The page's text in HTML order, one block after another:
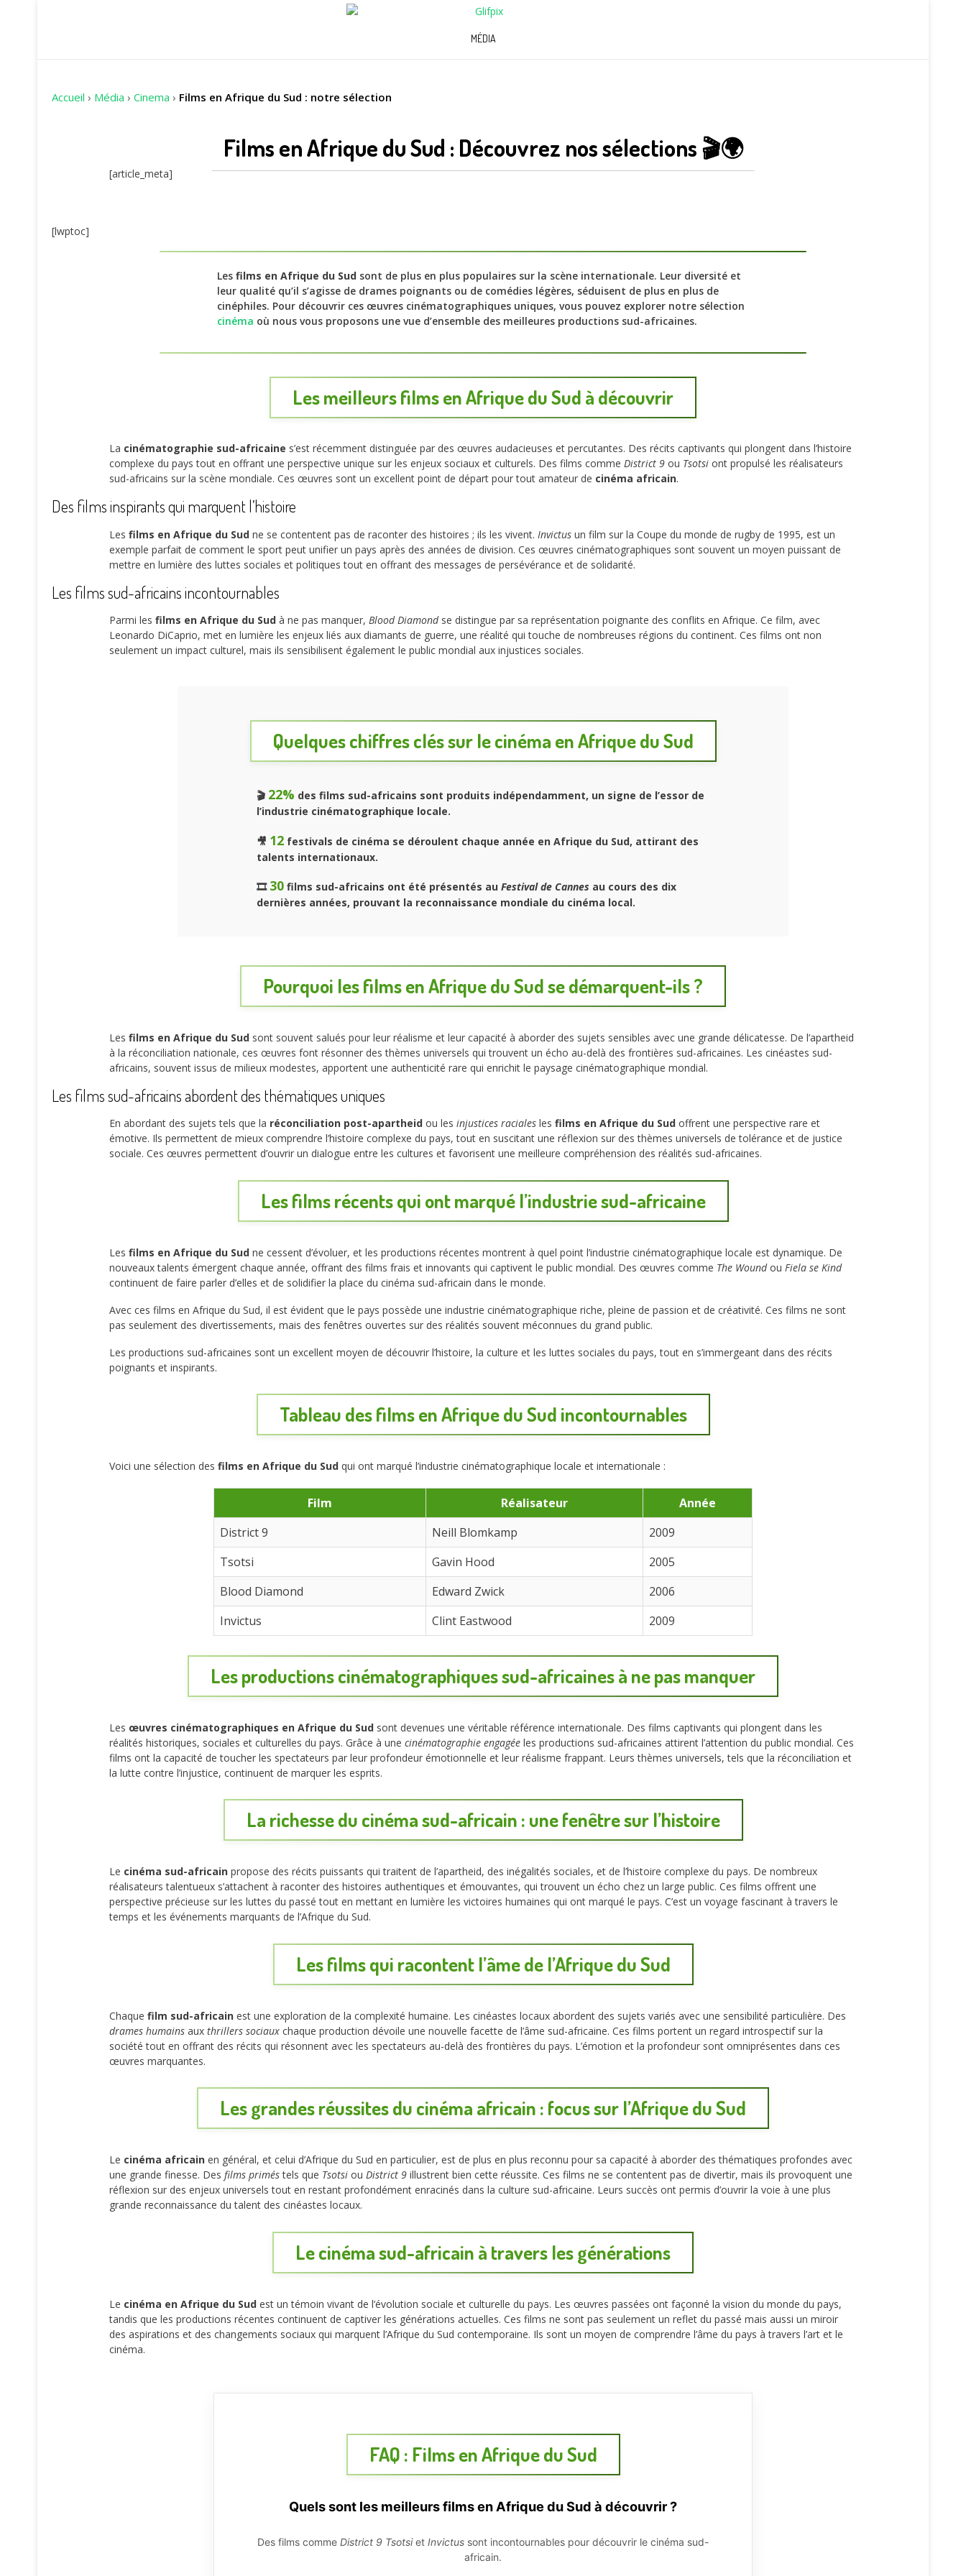
MÉDIA
Accueil › Média › Cinema › Films en Afrique du Sud : notre sélection
Films en Afrique du Sud : Découvrez nos sélections 🎬🌍
[article_meta]
[lwptoc]
Les films en Afrique du Sud sont de plus en plus populaires sur la scène internationale. Leur diversité et
leur qualité qu’il s’agisse de drames poignants ou de comédies légères, séduisent de plus en plus de
cinéphiles. Pour découvrir ces œuvres cinématographiques uniques, vous pouvez explorer notre sélection
cinéma où nous vous proposons une vue d’ensemble des meilleures productions sud-africaines.
Les meilleurs films en Afrique du Sud à découvrir
La cinématographie sud-africaine s’est récemment distinguée par des œuvres audacieuses et percutantes. Des récits captivants qui plongent dans l’histoire
complexe du pays tout en offrant une perspective unique sur les enjeux sociaux et culturels. Des films comme District 9 ou Tsotsi ont propulsé les réalisateurs
sud-africains sur la scène mondiale. Ces œuvres sont un excellent point de départ pour tout amateur de cinéma africain.
Des films inspirants qui marquent l’histoire
Les films en Afrique du Sud ne se contentent pas de raconter des histoires ; ils les vivent. Invictus un film sur la Coupe du monde de rugby de 1995, est un
exemple parfait de comment le sport peut unifier un pays après des années de division. Ces œuvres cinématographiques sont souvent un moyen puissant de
mettre en lumière des luttes sociales et politiques tout en offrant des messages de persévérance et de solidarité.
Les films sud-africains incontournables
Parmi les films en Afrique du Sud à ne pas manquer, Blood Diamondse distingue par sa représentation poignante des conflits en Afrique. Ce film, avec
Leonardo DiCaprio, met en lumière les enjeux liés aux diamants de guerre, une réalité qui touche de nombreuses régions du continent. Ces films ont non
seulement un impact culturel, mais ils sensibilisent également le public mondial aux injustices sociales.
Quelques chiffres clés sur le cinéma en Afrique du Sud
🎬 22% des films sud-africains sont produits indépendamment, un signe de l’essor de
l’industrie cinématographique locale.
🎥 12 festivals de cinéma se déroulent chaque année en Afrique du Sud, attirant des
talents internationaux.
🎞️ 30 films sud-africains ont été présentés au Festival de Cannes au cours des dix
dernières années, prouvant la reconnaissance mondiale du cinéma local.
Pourquoi les films en Afrique du Sud se démarquent-ils ?
Les films en Afrique du Sud sont souvent salués pour leur réalisme et leur capacité à aborder des sujets sensibles avec une grande délicatesse. De l’apartheid
à la réconciliation nationale, ces œuvres font résonner des thèmes universels qui trouvent un écho au-delà des frontières sud-africaines. Les cinéastes sud-
africains, souvent issus de milieux modestes, apportent une authenticité rare qui enrichit le paysage cinématographique mondial.
Les films sud-africains abordent des thématiques uniques
En abordant des sujets tels que la réconciliation post-apartheid ou les injustices raciales les films en Afrique du Sud offrent une perspective rare et
émotive. Ils permettent de mieux comprendre l’histoire complexe du pays, tout en suscitant une réflexion sur des thèmes universels de tolérance et de justice
sociale. Ces œuvres permettent d’ouvrir un dialogue entre les cultures et favorisent une meilleure compréhension des réalités sud-africaines.
Les films récents qui ont marqué l’industrie sud-africaine
Les films en Afrique du Sud ne cessent d’évoluer, et les productions récentes montrent à quel point l’industrie cinématographique locale est dynamique. De
nouveaux talents émergent chaque année, offrant des films frais et innovants qui captivent le public mondial. Des œuvres comme The Woundou Fiela se Kind
continuent de faire parler d’elles et de solidifier la place du cinéma sud-africain dans le monde.
Avec ces films en Afrique du Sud, il est évident que le pays possède une industrie cinématographique riche, pleine de passion et de créativité. Ces films ne sont
pas seulement des divertissements, mais des fenêtres ouvertes sur des réalités souvent méconnues du grand public.
Les productions sud-africaines sont un excellent moyen de découvrir l’histoire, la culture et les luttes sociales du pays, tout en s’immergeant dans des récits
poignants et inspirants.
Tableau des films en Afrique du Sud incontournables
Voici une sélection des films en Afrique du Sud qui ont marqué l’industrie cinématographique locale et internationale :
Film Réalisateur
Année
District 9
Neill Blomkamp
2009
Tsotsi
Gavin Hood
2005
Blood Diamond
Edward Zwick
2006
Invictus
Clint Eastwood 2009
Les productions cinématographiques sud-africaines à ne pas manquer
Les œuvres cinématographiques en Afrique du Sud sont devenues une véritable référence internationale. Des films captivants qui plongent dans les
réalités historiques, sociales et culturelles du pays. Grâce à une cinématographie engagée les productions sud-africaines attirent l’attention du public mondial. Ces
films ont la capacité de toucher les spectateurs par leur profondeur émotionnelle et leur réalisme frappant. Leurs thèmes universels, tels que la réconciliation et
la lutte contre l’injustice, continuent de marquer les esprits.
La richesse du cinéma sud-africain : une fenêtre sur l’histoire
Le cinéma sud-africain propose des récits puissants qui traitent de l’apartheid, des inégalités sociales, et de l’histoire complexe du pays. De nombreux
réalisateurs talentueux s’attachent à raconter des histoires authentiques et émouvantes, qui trouvent un écho chez un large public. Ces films offrent une
perspective précieuse sur les luttes du passé tout en mettant en lumière les victoires humaines qui ont marqué le pays. C’est un voyage fascinant à travers le
temps et les événements marquants de l’Afrique du Sud.
Les films qui racontent l’âme de l’Afrique du Sud
Chaque film sud-africain est une exploration de la complexité humaine. Les cinéastes locaux abordent des sujets variés avec une sensibilité particulière. Des
drames humains aux thrillers sociaux chaque production dévoile une nouvelle facette de l’âme sud-africaine. Ces films portent un regard introspectif sur la
société tout en offrant des récits qui résonnent avec les spectateurs au-delà des frontières du pays. L’émotion et la profondeur sont omniprésentes dans ces
œuvres marquantes.
Les grandes réussites du cinéma africain : focus sur l’Afrique du Sud
Le cinéma africain en général, et celui d’Afrique du Sud en particulier, est de plus en plus reconnu pour sa capacité à aborder des thématiques profondes avec
une grande finesse. Des films priméstels que Tsotsi ou District 9 illustrent bien cette réussite. Ces films ne se contentent pas de divertir, mais ils provoquent une
réflexion sur des enjeux universels tout en restant profondément enracinés dans la culture sud-africaine. Leurs succès ont permis d’ouvrir la voie à une plus
grande reconnaissance du talent des cinéastes locaux.
Le cinéma sud-africain à travers les générations
Le cinéma en Afrique du Sud est un témoin vivant de l’évolution sociale et culturelle du pays. Les œuvres passées ont façonné la vision du monde du pays,
tandis que les productions récentes continuent de captiver les générations actuelles. Ces films ne sont pas seulement un reflet du passé mais aussi un miroir
des aspirations et des changements sociaux qui marquent l’Afrique du Sud contemporaine. Ils sont un moyen de comprendre l’âme du pays à travers l’art et le
cinéma.
FAQ : Films en Afrique du Sud
Quels sont les meilleurs films en Afrique du Sud à découvrir ?
Des films comme District 9 Tsotsiet Invictus sont incontournables pour découvrir le cinéma sud-
africain.